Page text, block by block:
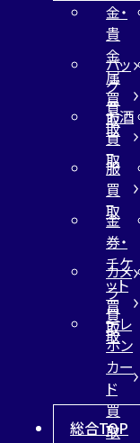
金・
貴
金
属
買
取
バッ
グ
買
取
お酒
買
取
服
買
取
金
券・
チケ
ット
買
取
カメ
ラ
買
取
テレ
ホン
カー
ド
買
取
総合TOP